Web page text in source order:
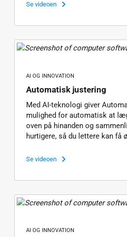
Se videoen
AI OG INNOVATION
Automatisk justering
Med AI-teknologi giver
mulighed for automatisk at
oven på hinanden og
hurtigere, så du lettere kan få
Se videoen
AI OG INNOVATION